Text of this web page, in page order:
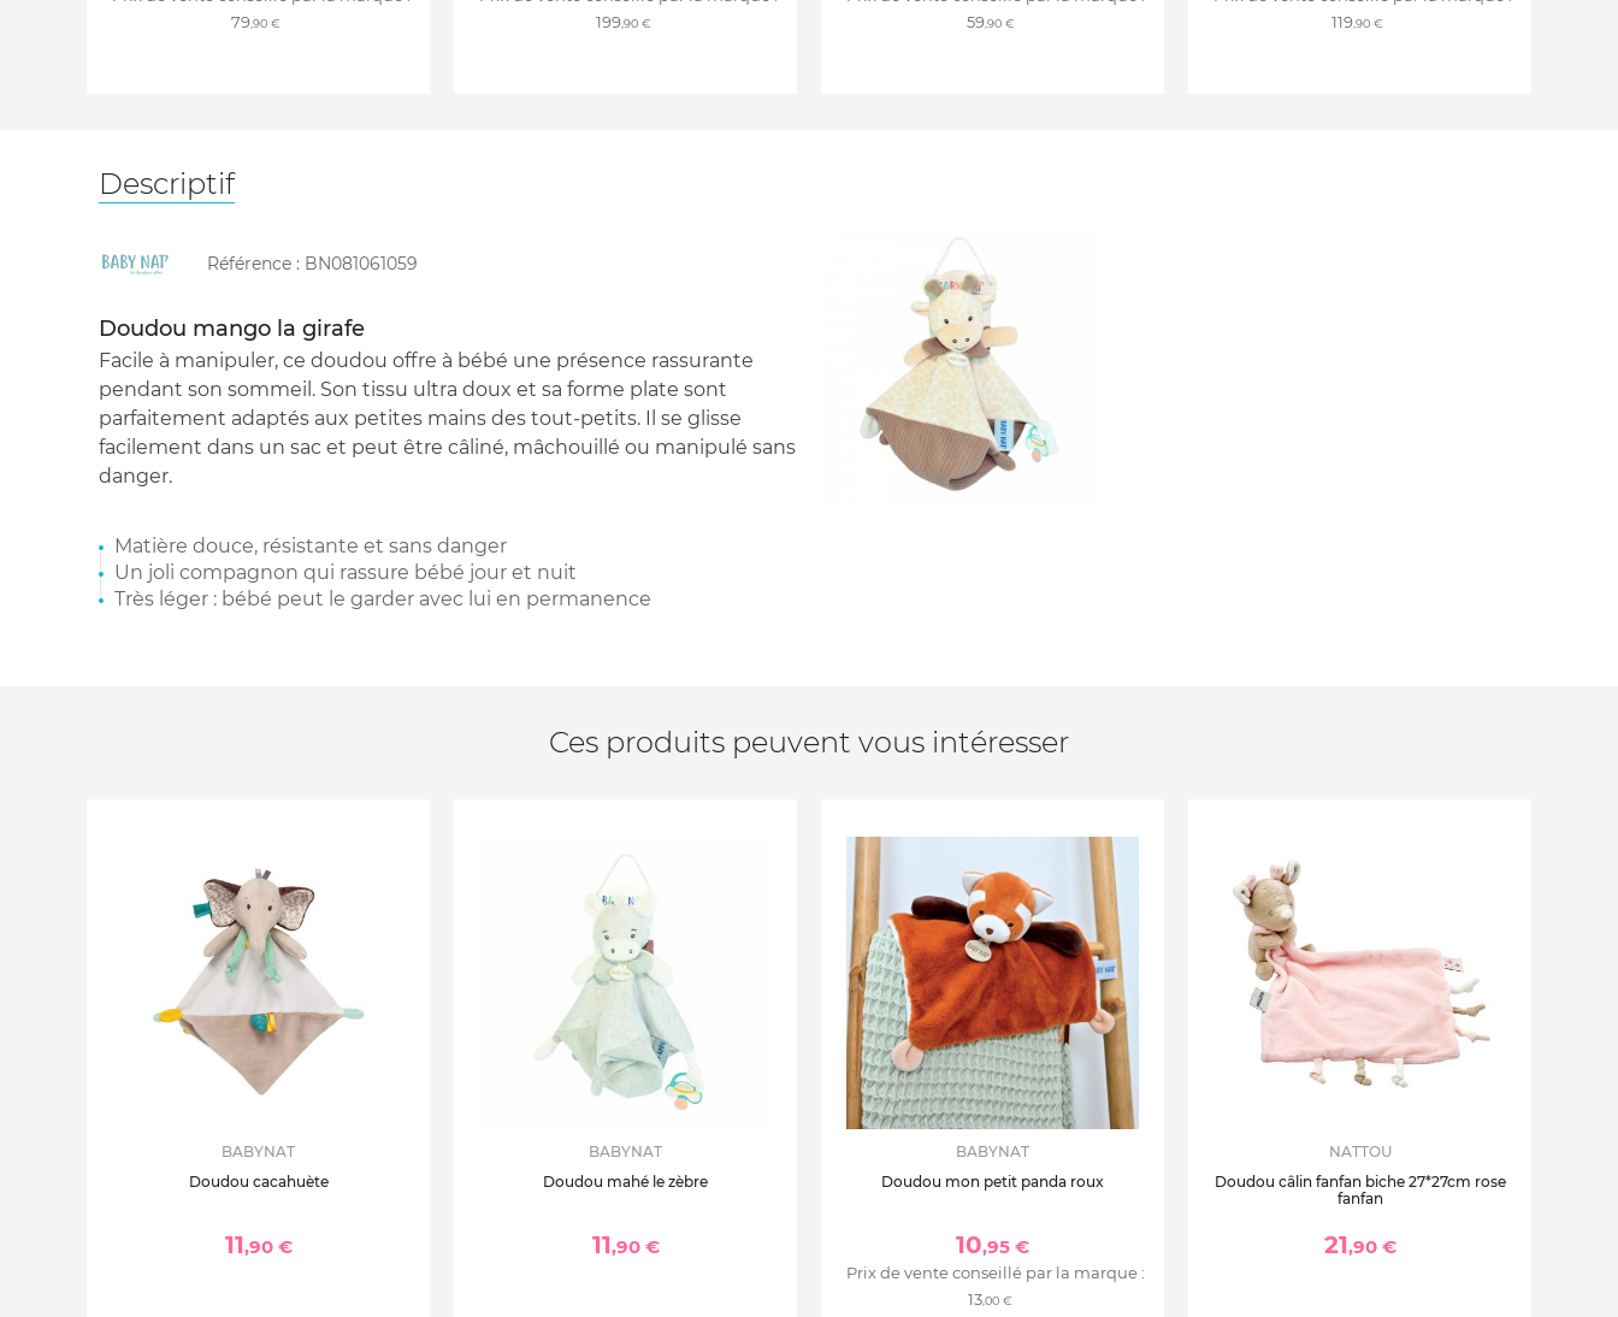
79,90 €
199,90 €
59,90 €
119,90 €
Descriptif
Référence : BN081061059
Doudou mango la girafe
Facile à manipuler, ce doudou offre à bébé une présence rassurante
pendant son sommeil. Son tissu ultra doux et sa forme plate sont
parfaitement adaptés aux petites mains des tout-petits. Il se glisse
facilement dans un sac et peut être câliné, mâchouillé ou manipulé sans
danger.
Matière douce, résistante et sans danger
Un joli compagnon qui rassure bébé jour et nuit
Très léger : bébé peut le garder avec lui en permanence
Ces produits peuvent vous intéresser
BABYNAT
Doudou cacahuète
11,90 €
BABYNAT
Doudou mahé le zèbre
11,90 €
BABYNAT
Doudou mon petit panda roux
10,95 €
Prix de vente conseillé par la marque :
13,00 €
NATTOU
Doudou câlin fanfan biche 27*27cm rose
fanfan
21,90 €